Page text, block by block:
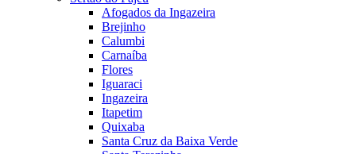
Afogados da Ingazeira
Brejinho
Calumbi
Carnaíba
Flores
Iguaraci
Ingazeira
Itapetim
Quixaba
Santa Cruz da Baixa Verde